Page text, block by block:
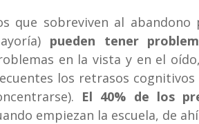
que sobreviven al
pueden tener
en la vista y en el
los retrasos
El 40% de los
empiezan la escuela, de